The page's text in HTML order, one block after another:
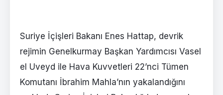
Suriye İçişleri Bakanı Enes Hattap, devrik
rejimin Genelkurmay Başkan Yardımcısı Vasel
el Uveyd ile Hava Kuvvetleri 22’nci Tümen
Komutanı İbrahim Mahla’nın yakalandığını